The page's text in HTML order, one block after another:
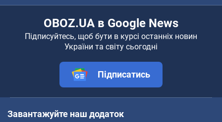
OBOZ.UA в Google News
Підписуйтесь, щоб бути в курсі останніх новин
України та світу сьогодні
Підписатись
Завантажуйте наш додаток